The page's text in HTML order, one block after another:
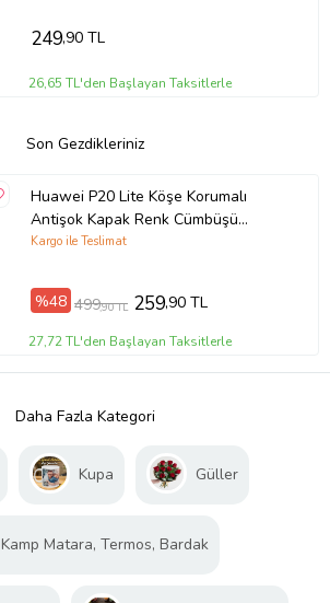
249,90 TL
26,65 TL'den Başlayan Taksitlerle
Son Gezdikleriniz
Huawei P20 Lite Köşe Korumalı
Antişok Kapak Renk Cümbüşü
Kargo ile Teslimat
%48 499,90 TL 259,90 TL
27,72 TL'den Başlayan Taksitlerle
Daha Fazla Kategori
Kupa Güller
Kamp Matara, Termos, Bardak